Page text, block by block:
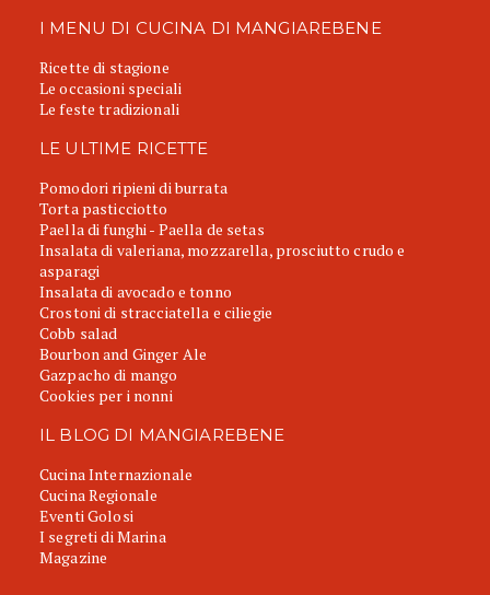
I MENU DI CUCINA DI MANGIAREBENE
Ricette di stagione
Le occasioni speciali
Le feste tradizionali
LE ULTIME RICETTE
Pomodori ripieni di burrata
Torta pasticciotto
Paella di funghi - Paella de setas
Insalata di valeriana, mozzarella, prosciutto crudo e
asparagi
Insalata di avocado e tonno
Crostoni di stracciatella e ciliegie
Cobb salad
Bourbon and Ginger Ale
Gazpacho di mango
Cookies per i nonni
IL BLOG DI MANGIAREBENE
Cucina Internazionale
Cucina Regionale
Eventi Golosi
I segreti di Marina
Magazine